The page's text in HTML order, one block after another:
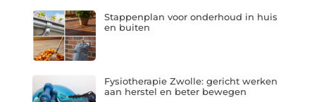
Stappenplan voor onderhoud in huis
en buiten
Fysiotherapie Zwolle: gericht werken
aan herstel en beter bewegen